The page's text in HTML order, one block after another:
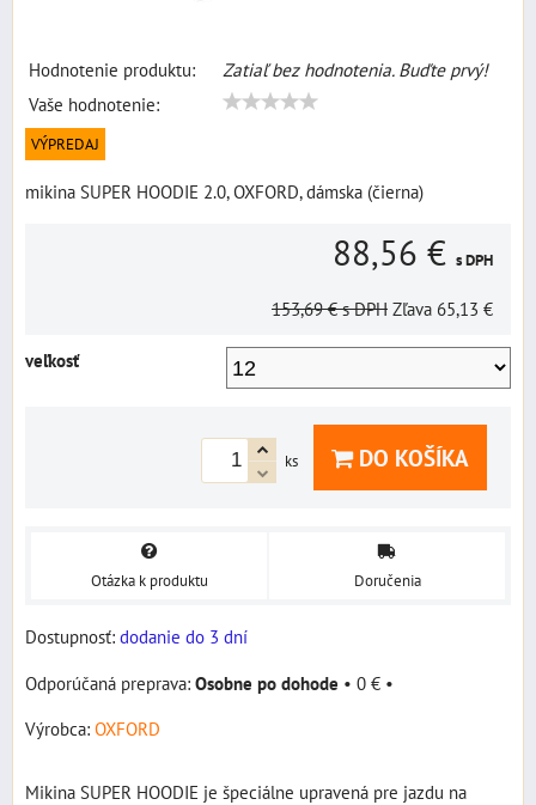
Hodnotenie produktu:
Zatiaľ bez hodnotenia. Buďte prvý!
Vaše hodnotenie:
VÝPREDAJ
mikina SUPER HOODIE 2.0, OXFORD, dámska (čierna)
88,56 € s DPH
153,69 € s DPH Zľava 65,13 €
veľkosť
ks DO KOŠÍKA
Otázka k produktu Doručenia
Dostupnosť: dodanie do 3 dní
Osobne po dohode • 0 € •
Výrobca: OXFORD
Mikina SUPER HOODIE je špeciálne upravená pre jazdu na